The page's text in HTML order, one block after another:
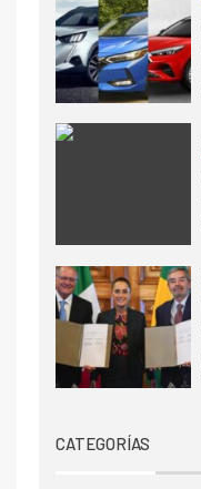
CATEGORÍAS